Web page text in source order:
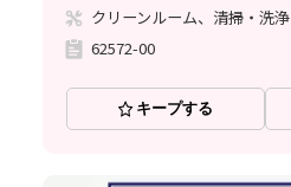
クリーンルーム、清掃・洗浄
62572-00
キープする